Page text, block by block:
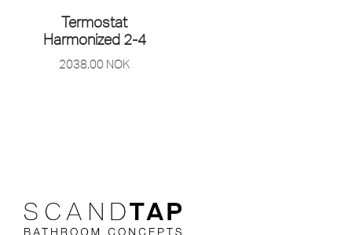
Termostat
Harmonized 2-4
2038,00 NOK